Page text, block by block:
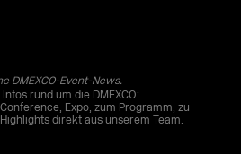
DMEXCO-Event-News.
rund um die DMEXCO:
Expo, zum Programm, zu
direkt aus unserem Team.